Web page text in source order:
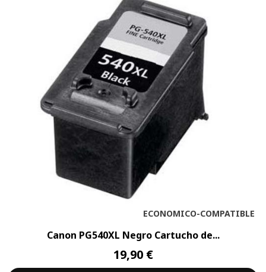
ECONOMICO-COMPATIBLE
Canon PG540XL Negro Cartucho de...
19,90 €